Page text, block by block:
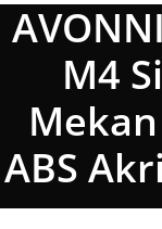
M4
ABS